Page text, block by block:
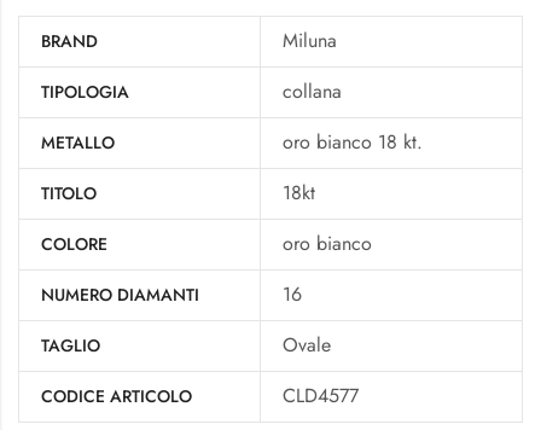
BRAND Miluna
TIPOLOGIA collana
METALLO oro bianco 18 kt.
TITOLO 18kt
COLORE oro bianco
NUMERO DIAMANTI 16
TAGLIO Ovale
CODICE ARTICOLO CLD4577